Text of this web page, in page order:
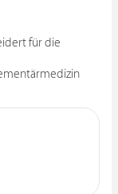
für die